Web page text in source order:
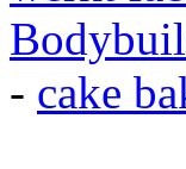
- cake